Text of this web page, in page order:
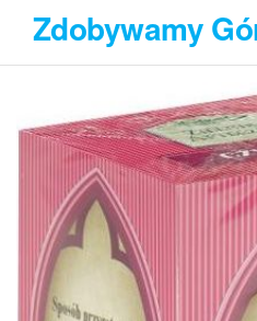
Przejdź
treści
Zdobywamy